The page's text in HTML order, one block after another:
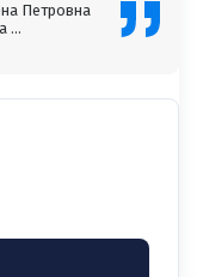
Петровна
...